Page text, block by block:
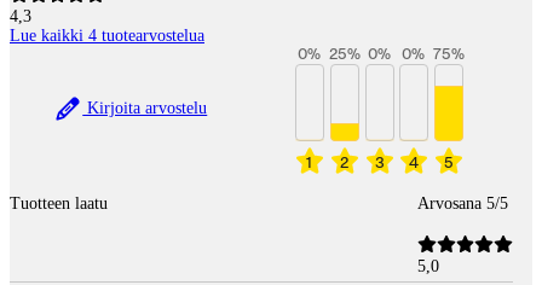
4,3
Lue kaikki 4 tuotearvostelua
Kirjoita arvostelu
1
0%
2
25%
3
0%
4
0%
5
75%
Tuotteen laatu Arvosana 5/5
5,0